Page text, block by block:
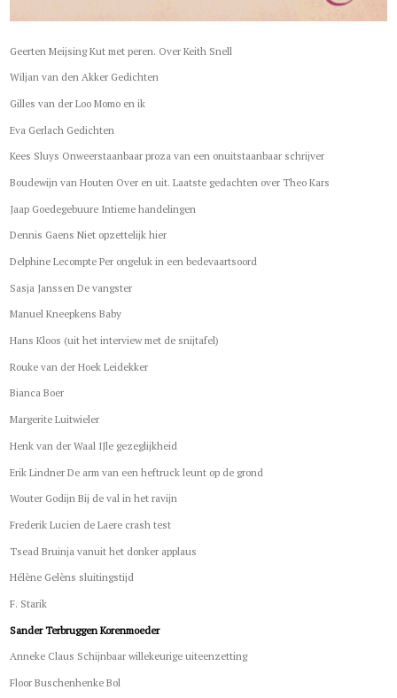
Geerten Meijsing Kut met peren. Over Keith Snell
Wiljan van den Akker Gedichten
Gilles van der Loo Momo en ik
Eva Gerlach Gedichten
Kees Sluys Onweerstaanbaar proza van een onuitstaanbaar schrijver
Boudewijn van Houten Over en uit. Laatste gedachten over Theo Kars
Jaap Goedegebuure Intieme handelingen
Dennis Gaens Niet opzettelijk hier
Delphine Lecompte Per ongeluk in een bedevaartsoord
Sasja Janssen De vangster
Manuel Kneepkens Baby
Hans Kloos (uit het interview met de snijtafel)
Rouke van der Hoek Leidekker
Bianca Boer
Margerite Luitwieler
Henk van der Waal IJle gezeglijkheid
Erik Lindner De arm van een heftruck leunt op de grond
Wouter Godijn Bij de val in het ravijn
Frederik Lucien de Laere crash test
Tsead Bruinja vanuit het donker applaus
Hélène Gelèns sluitingstijd
F. Starik
Sander Terbruggen Korenmoeder
Anneke Claus Schijnbaar willekeurige uiteenzetting
Floor Buschenhenke Bol